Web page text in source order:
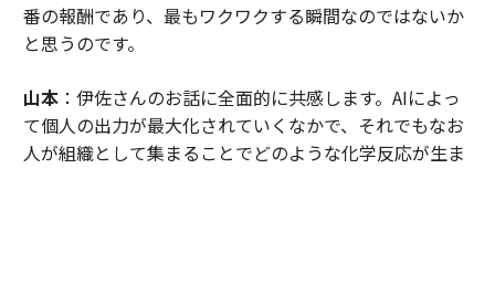
番の報酬であり、最もワクワクする瞬間なのではないか
と思うのです。
山本：伊佐さんのお話に全面的に共感します。AIによっ
て個人の出力が最大化されていくなかで、それでもなお
人が組織として集まることでどのような化学反応が生ま